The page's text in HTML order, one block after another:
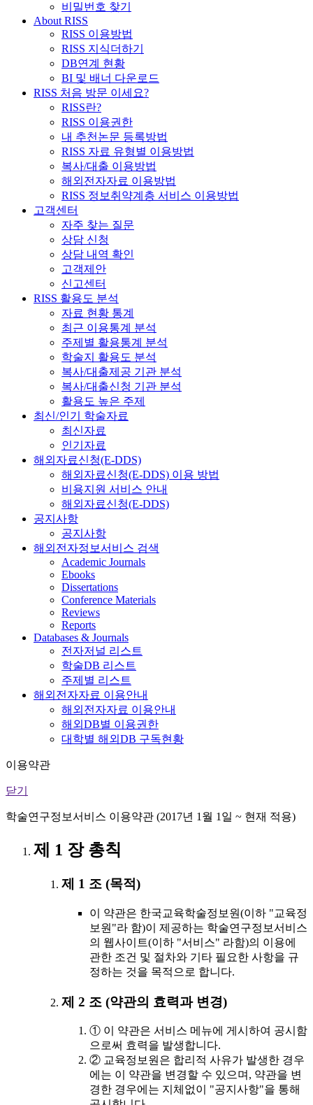
비밀번호 찾기
About RISS
RISS 이용방법
RISS 지식더하기
DB연계 현황
BI 및 배너 다운로드
RISS 처음 방문 이세요?
RISS란?
RISS 이용권한
내 추천논문 등록방법
RISS 자료 유형별 이용방법
복사/대출 이용방법
해외전자자료 이용방법
RISS 정보취약계층 서비스 이용방법
고객센터
자주 찾는 질문
상담 신청
상담 내역 확인
고객제안
신고센터
RISS 활용도 분석
자료 현황 통계
최근 이용통계 분석
주제별 활용통계 분석
학술지 활용도 분석
복사/대출제공 기관 분석
복사/대출신청 기관 분석
활용도 높은 주제
최신/인기 학술자료
최신자료
인기자료
해외자료신청(E-DDS)
해외자료신청(E-DDS) 이용 방법
비용지원 서비스 안내
해외자료신청(E-DDS)
공지사항
공지사항
해외전자정보서비스 검색
Academic Journals
Ebooks
Dissertations
Conference Materials
Reviews
Reports
Databases & Journals
전자저널 리스트
학술DB 리스트
주제별 리스트
해외전자자료 이용안내
해외전자자료 이용안내
해외DB별 이용권한
대학별 해외DB 구독현황
이용약관
닫기
학술연구정보서비스 이용약관 (2017년 1월 1일 ~ 현재 적용)
제 1 장 총칙
제 1 조 (목적)
이 약관은 한국교육학술정보원(이하 "교육정
보원"라 함)이 제공하는 학술연구정보서비스
의 웹사이트(이하 "서비스" 라함)의 이용에
관한 조건 및 절차와 기타 필요한 사항을 규
정하는 것을 목적으로 합니다.
제 2 조 (약관의 효력과 변경)
① 이 약관은 서비스 메뉴에 게시하여 공시함
으로써 효력을 발생합니다.
② 교육정보원은 합리적 사유가 발생한 경우
에는 이 약관을 변경할 수 있으며, 약관을 변
경한 경우에는 지체없이 "공지사항"을 통해